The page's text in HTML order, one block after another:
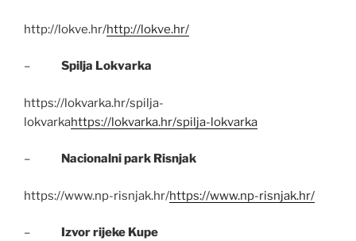
http://lokve.hr/http://lokve.hr/
– Spilja Lokvarka
https://lokvarka.hr/spilja-
lokvarkahttps://lokvarka.hr/spilja-lokvarka
– Nacionalni park Risnjak
https://www.np-risnjak.hr/https://www.np-risnjak.hr/
– Izvor rijeke Kupe